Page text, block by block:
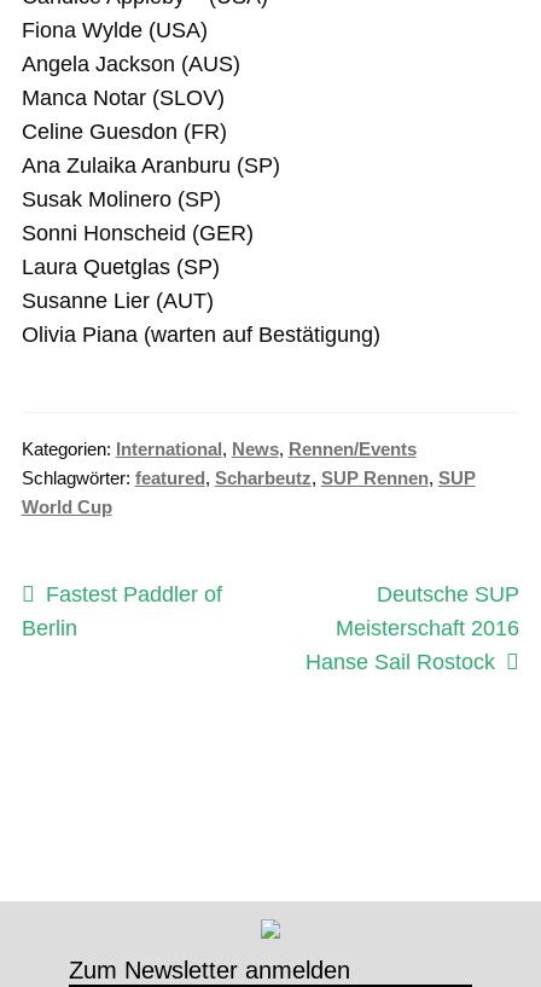
Zum Newsletter anmelden
Fiona Wylde (USA)
Angela Jackson (AUS)
Manca Notar (SLOV)
Celine Guesdon (FR)
Ana Zulaika Aranburu (SP)
Susak Molinero (SP)
Sonni Honscheid (GER)
Laura Quetglas (SP)
Susanne Lier (AUT)
Olivia Piana (warten auf Bestätigung)
Kategorien: International, News, Rennen/Events
Schlagwörter: featured, Scharbeutz, SUP Rennen, SUP
World Cup
Beitragsnavigation
Vorheriger
Beitrag:
Fastest Paddler of
Berlin
Nächster
Beitrag:
Deutsche SUP
Meisterschaft 2016
Hanse Sail Rostock